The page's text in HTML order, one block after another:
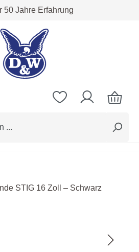
50 Jahre Erfahrung